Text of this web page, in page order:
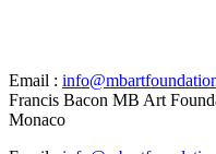
Email :
Francis Bacon MB Art
Monaco